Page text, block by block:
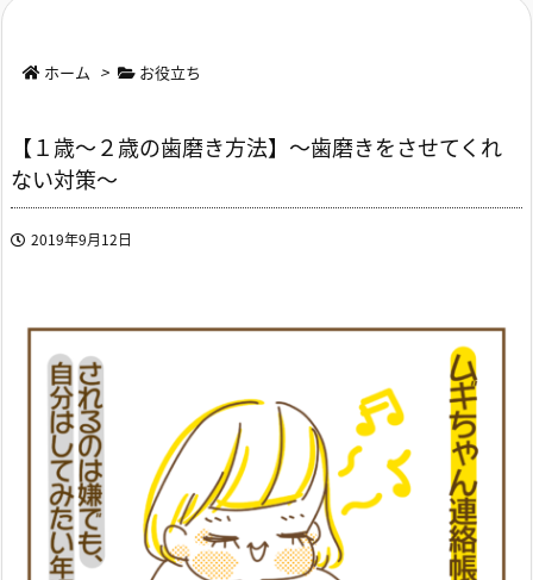
ホーム > お役立ち
【１歳～２歳の歯磨き方法】～歯磨きをさせてくれ
ない対策～
2019年9月12日